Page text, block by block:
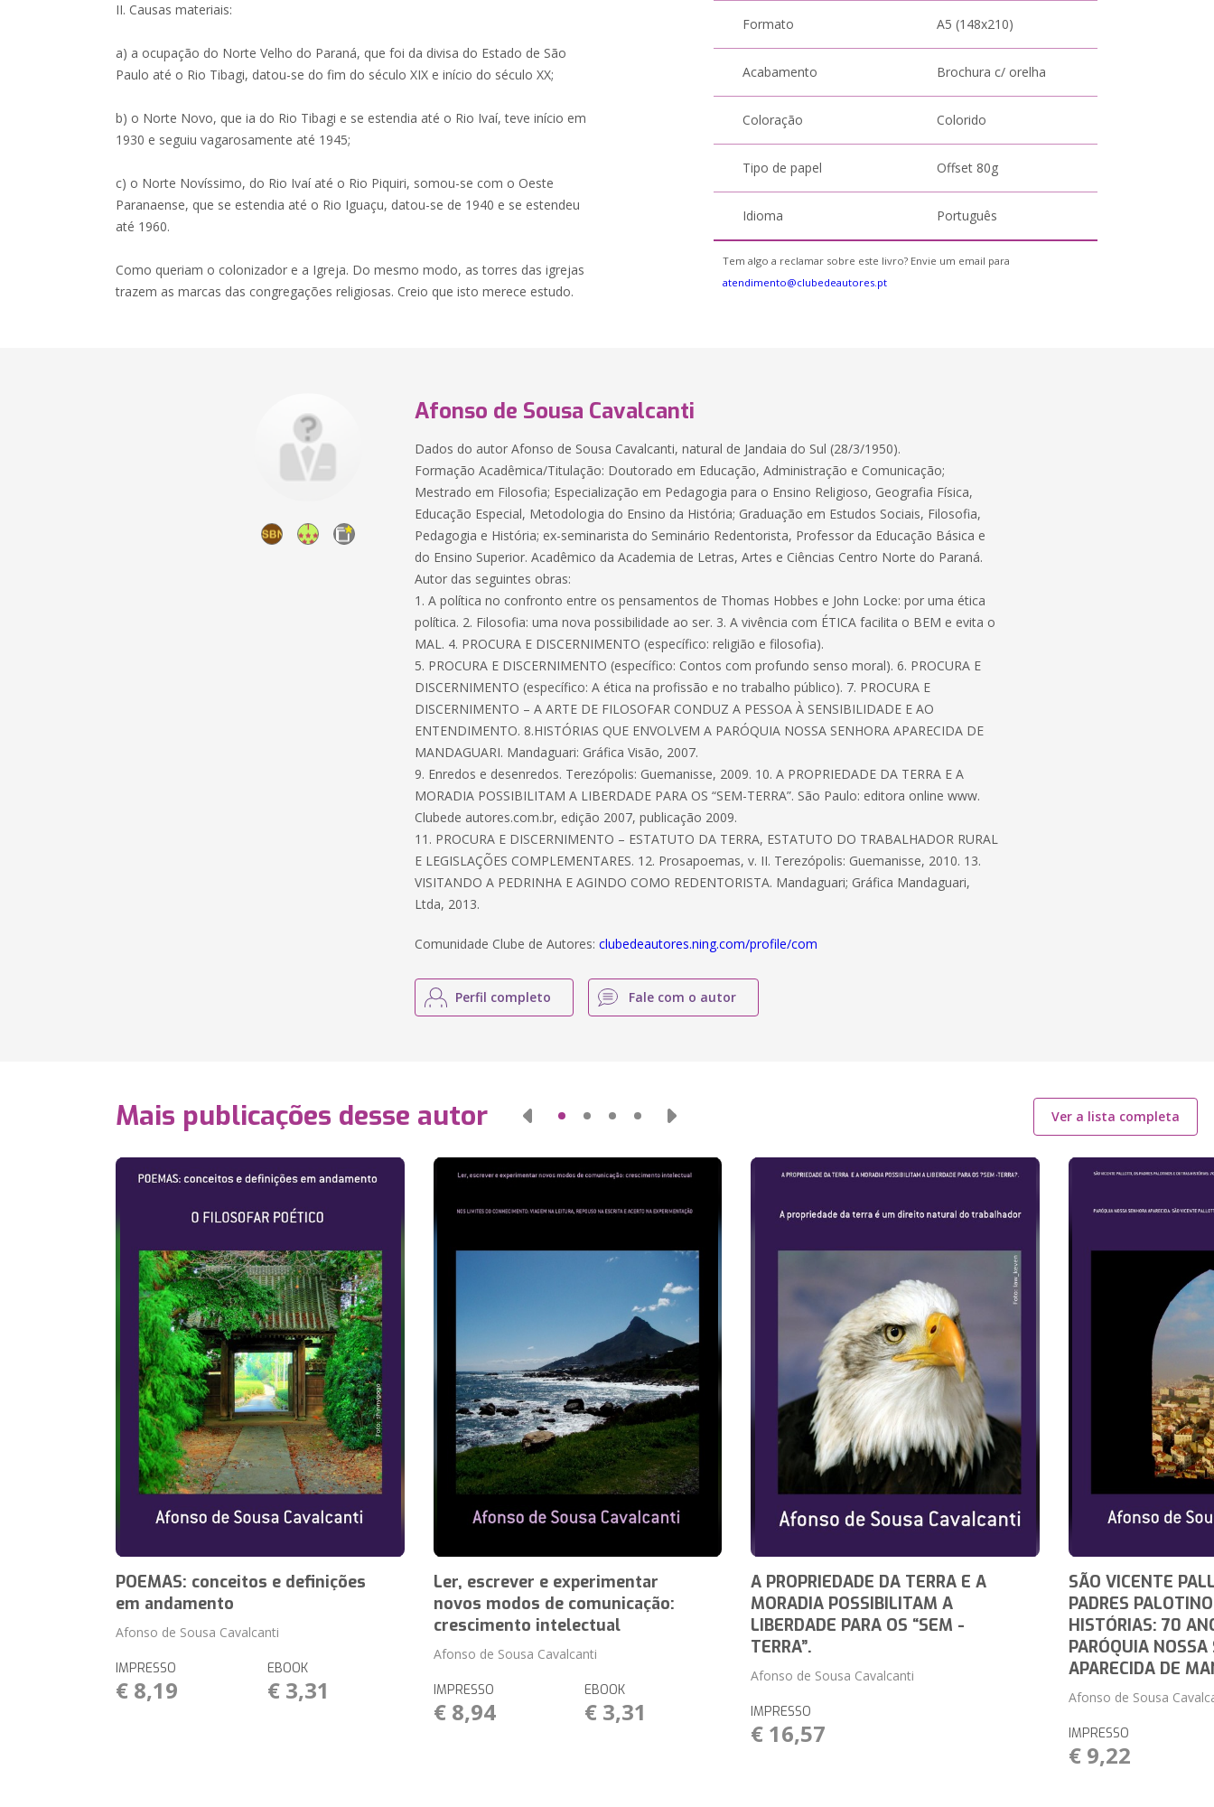
II. Causas materiais:
a) a ocupação do Norte Velho do Paraná, que foi da divisa do Estado de São
Paulo até o Rio Tibagi, datou-se do fim do século XIX e início do século XX;
b) o Norte Novo, que ia do Rio Tibagi e se estendia até o Rio Ivaí, teve início em
1930 e seguiu vagarosamente até 1945;
c) o Norte Novíssimo, do Rio Ivaí até o Rio Piquiri, somou-se com o Oeste
Paranaense, que se estendia até o Rio Iguaçu, datou-se de 1940 e se estendeu
até 1960.
Como queriam o colonizador e a Igreja. Do mesmo modo, as torres das igrejas
trazem as marcas das congregações religiosas. Creio que isto merece estudo.
Formato A5 (148x210)
Acabamento Brochura c/ orelha
Coloração Colorido
Tipo de papel Offset 80g
Idioma Português
Tem algo a reclamar sobre este livro? Envie um email para
atendimento@clubedeautores.pt
Afonso de Sousa Cavalcanti
Dados do autor Afonso de Sousa Cavalcanti, natural de Jandaia do Sul (28/3/1950).
Formação Acadêmica/Titulação: Doutorado em Educação, Administração e Comunicação;
Mestrado em Filosofia; Especialização em Pedagogia para o Ensino Religioso, Geografia Física,
Educação Especial, Metodologia do Ensino da História; Graduação em Estudos Sociais, Filosofia,
Pedagogia e História; ex-seminarista do Seminário Redentorista, Professor da Educação Básica e
do Ensino Superior. Acadêmico da Academia de Letras, Artes e Ciências Centro Norte do Paraná.
Autor das seguintes obras:
1. A política no confronto entre os pensamentos de Thomas Hobbes e John Locke: por uma ética
política. 2. Filosofia: uma nova possibilidade ao ser. 3. A vivência com ÉTICA facilita o BEM e evita o
MAL. 4. PROCURA E DISCERNIMENTO (específico: religião e filosofia).
5. PROCURA E DISCERNIMENTO (específico: Contos com profundo senso moral). 6. PROCURA E
DISCERNIMENTO (específico: A ética na profissão e no trabalho público). 7. PROCURA E
DISCERNIMENTO – A ARTE DE FILOSOFAR CONDUZ A PESSOA À SENSIBILIDADE E AO
ENTENDIMENTO. 8.HISTÓRIAS QUE ENVOLVEM A PARÓQUIA NOSSA SENHORA APARECIDA DE
MANDAGUARI. Mandaguari: Gráfica Visão, 2007.
9. Enredos e desenredos. Terezópolis: Guemanisse, 2009. 10. A PROPRIEDADE DA TERRA E A
MORADIA POSSIBILITAM A LIBERDADE PARA OS “SEM-TERRA”. São Paulo: editora online www.
Clubede autores.com.br, edição 2007, publicação 2009.
11. PROCURA E DISCERNIMENTO – ESTATUTO DA TERRA, ESTATUTO DO TRABALHADOR RURAL
E LEGISLAÇÕES COMPLEMENTARES. 12. Prosapoemas, v. II. Terezópolis: Guemanisse, 2010. 13.
VISITANDO A PEDRINHA E AGINDO COMO REDENTORISTA. Mandaguari; Gráfica Mandaguari,
Ltda, 2013.
Comunidade Clube de Autores:clubedeautores.ning.com/profile/com
Perfil completo Fale com o autor
Mais publicações desse autor Ver a lista completa
POEMAS: conceitos e definições
em andamento
Afonso de Sousa Cavalcanti
IMPRESSO
€ 8,19
EBOOK
€ 3,31
Ler, escrever e experimentar
novos modos de comunicação:
crescimento intelectual
Afonso de Sousa Cavalcanti
IMPRESSO
€ 8,94
EBOOK
€ 3,31
A PROPRIEDADE DA TERRA E A
MORADIA POSSIBILITAM A
LIBERDADE PARA OS “SEM -
TERRA”.
Afonso de Sousa Cavalcanti
IMPRESSO
€ 16,57
SÃO VICENTE
PADRES
HISTÓRIAS: 70
PARÓQUIA NOSSA
APARECIDA DE
Afonso de Sousa
IMPRESSO
€ 9,22